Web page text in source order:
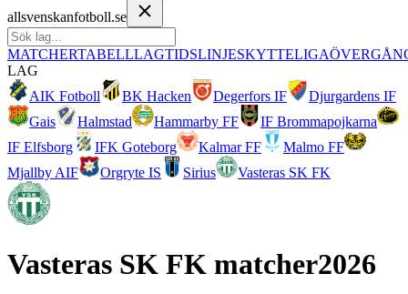
allsvenskanfotboll.se
MATCHERTABELLLAGTIDSLINJESKYTTELIGA
LAG
AIK Fotboll
BK Hacken Degerfors IF
Djurgardens IF
Gais
Halmstad Hammarby FF
IF Brommapojkarna
IF Elfsborg
IFK Goteborg Kalmar FF
Malmo FF
Mjallby AIF
Orgryte IS Sirius Vasteras SK FK
Vasteras SK FK matcher2026